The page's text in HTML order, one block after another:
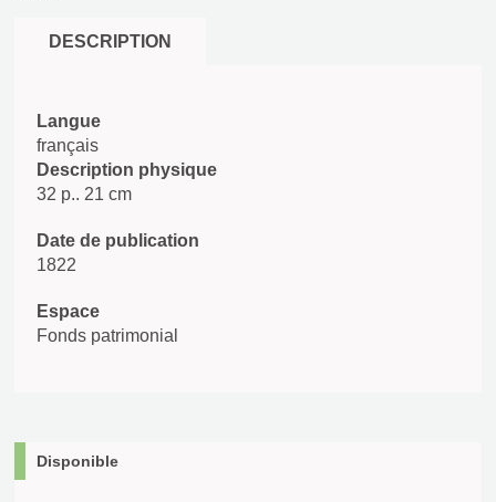
DESCRIPTION
Langue
français
Description physique
32 p.. 21 cm
Date de publication
1822
Espace
Fonds patrimonial
Disponible